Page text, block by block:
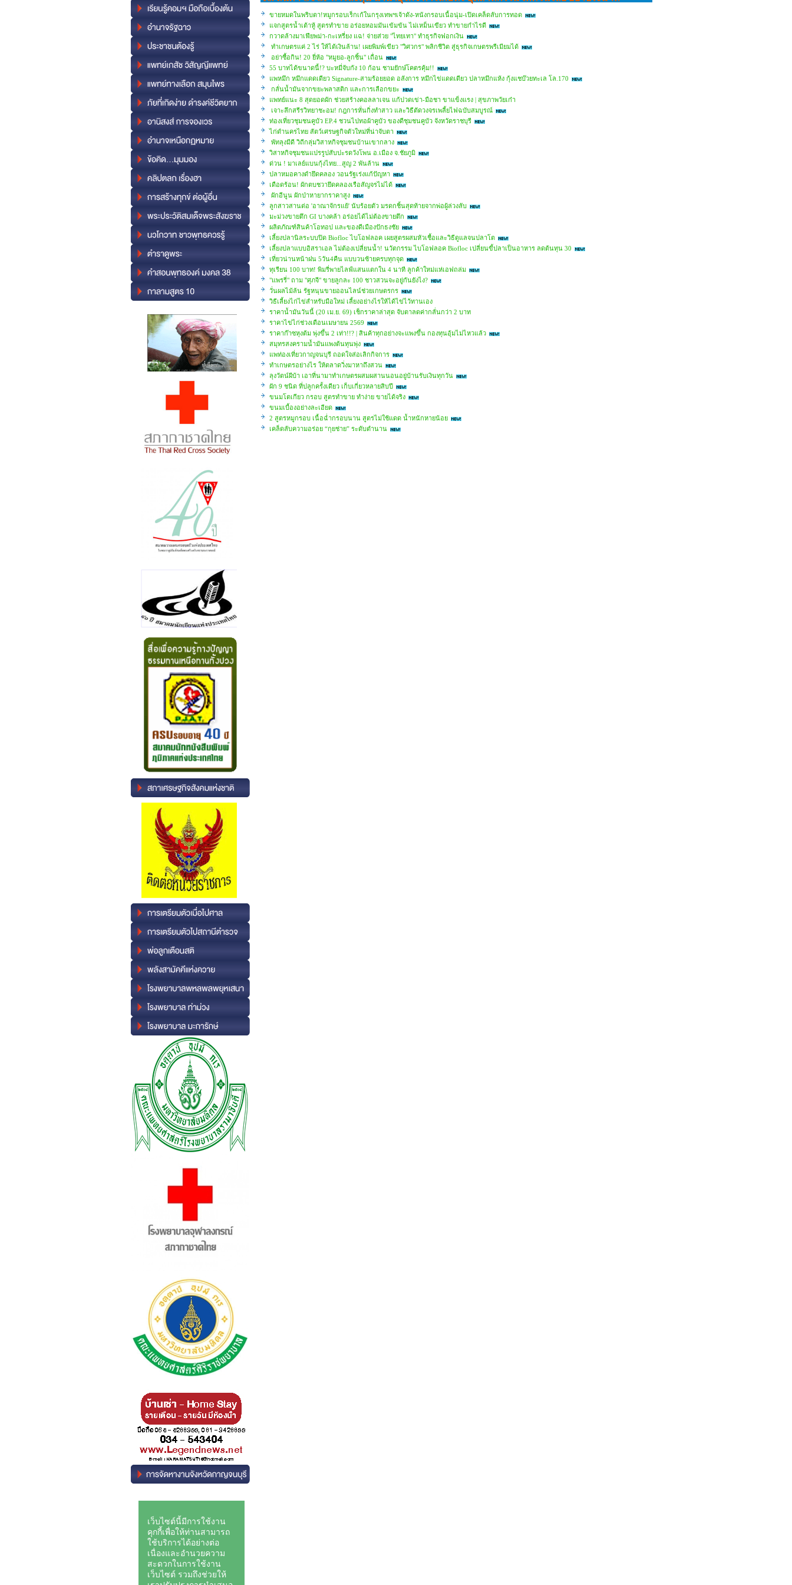
ขายหมดในพริบตา!หมูกรอบเร็กเก้ในกรุงเทพฯเจ้าดัง-หนังกรอบเนื้อนุ่ม-เปิดเคล็ดลับการทอด
แจกสูตรน้ำเต้าหู้ สูตรทำขาย อร่อยหอมมันเข้มข้น ไม่เหม็นเขียว ทำขายกำไรดี
กวาดล้างมาเฟียพม่า-กะเหรี่ยง แฉ! จ่ายส่วย "ไทยเทา" ทำธุรกิจฟอกเงิน
ทำเกษตรแค่ 2 ไร่ ให้ได้เงินล้าน! เผยพิมพ์เขียว "วิศวกร" พลิกชีวิต สู่ธุรกิจเกษตรพรีเมียมได้
อย่าซื้อกิน! 20 ยี่ห้อ "หมูยอ-ลูกชิ้น" เถื่อน
55 บาทได้ขนาดนี้!? บะหมี่จับกัง 10 ก้อน ชามยักษ์โคตรคุ้ม!!
แพหมึก หมึกแดดเดียว Signature-สามร้อยยอด อลังการ หมึกไข่แดดเดียว ปลาหมึกแห้ง กุ้งแชบ๊วยทะเล โล.170
กลั่นน้ำมันจากขยะพลาสติก และการเลือกขยะ
แพทย์แนะ 8 สุดยอดผัก ช่วยสร้างคอลลาเจน แก้ปวดเข่า-มือชา ขาแข็งแรง | สุขภาพวัยเก๋า
เจาะลึกสรีรวิทยาชะอม! กฎการหั่นกิ่งทำสาว และวิธีตัดวงจรเพลี้ยไฟฉบับสมบูรณ์
ท่องเที่ยวชุมชนคูบัว EP.4 ชวนไปทอผ้าคูบัว ของดีชุมชนคูบัว จังหวัดราชบุรี
ไก่ดำนครไทย สัตว์เศรษฐกิจตัวใหม่ที่น่าจับตา
พัทลุงมีดี วิถีกลุ่มวิสาหกิจชุมชนบ้านเขากลาง
วิสาหกิจชุมชนแปรรูปสับปะรดวังโพน อ.เมือง จ.ชัยภูมิ
ด่วน ! มาเลย์แบนกุ้งไทย...สูญ 2 พันล้าน
ปลาหมอคางดำยึดคลอง วอนรัฐเร่งแก้ปัญหา
เดือดร้อน! ผักตบชวายึดคลองเรือสัญจรไม่ได้
ผักอีนูน ผักป่าหายากราคาสูง
ลูกสาวสานต่อ 'อาณาจักรแย้' นับร้อยตัว มรดกชิ้นสุดท้ายจากพ่อผู้ล่วงลับ
มะม่วงขายตึก GI บางคล้า อร่อยได้ไม่ต้องขายตึก
ผลิตภัณฑ์สินค้าโอทอป และของดีเมืองปักธงชัย
เลี้ยงปลานิลระบบปิด Biofloc ไบโอฟลอค เผยสูตรผสมหัวเชื้อและวิธีดูแลจนปลาโต
เลี้ยงปลาแบบอิสราเอล ไม่ต้องเปลี่ยนน้ำ! นวัตกรรม ไบโอฟลอค Biofloc เปลี่ยนขี้ปลาเป็นอาหาร ลดต้นทุน 30
เที่ยวน่านหน้าฝน 5วัน4คืน แบบวนซ้ายครบทุกจุด
ทุเรียน 100 บาท! พิมรี่พายไลฟ์แสนแตกใน 4 นาที ลูกค้าใหม่แห่เอฟถล่ม
"แพรรี่" ถาม "ศุภจี" ขายลูกละ 100 ชาวสวนจะอยู่กันยังไง?
วั่นผลไม้ล้น รัฐหนุนขายออนไลน์ช่วยเกษตรกร
วิธีเลี้ยงไก่ไข่สำหรับมือใหม่ เลี้ยงอย่างไรให้ได้ไข่ไว้ทานเอง
ราคาน้ำมันวันนี้ (20 เม.ย. 69) เช็กราคาล่าสุด จับตาลดค่ากลั่นกว่า 2 บาท
ราคาไข่ไก่ช่วงเดือนเมษายน 2569
ราคาก๊าซหุงต้ม พุ่งขึ้น 2 เท่า!!? | สินค้าทุกอย่างจะแพงขึ้น กองทุนอุ้มไม่ไหวแล้ว
สมุทรสงครามน้ำมันแพงต้นทุนพุ่ง
แพท่องเที่ยวกาญจนบุรี ถอดใจส่อเลิกกิจการ
ทำเกษตรอย่างไร ให้ตลาดวิ่งมาหาถึงสวน
ลุงวัตน์ผีบ้า เอาที่นามาทำเกษตรผสมผสานนอนอยู่บ้านรับเงินทุกวัน
ผัก 9 ชนิด ที่ปลูกครั้งเดียว เก็บเกี่ยวหลายสิบปี
ขนมโตเกียว กรอบ สูตรทำขาย ทำง่าย ขายได้จริง
ขนมเบื้องอย่างละเอียด
2 สูตรหมูกรอบ เนื้อฉ่ำกรอบนาน สูตรไม่ใช้แดด น้ำหนักหายน้อย
เคล็ดลับความอร่อย “กุยช่าย” ระดับตำนาน